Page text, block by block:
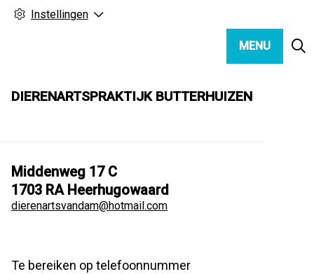
Instellingen
Middenweg 17 C
1703 RA Heerhugowaard
dierenartsvandam@hotmail.com
DIERENARTSPRAKTIJK BUTTERHUIZEN
Te bereiken op telefoonnummer
MENU